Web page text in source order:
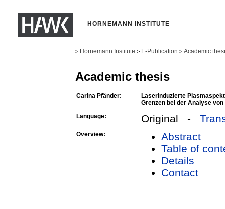
HORNEMANN INSTITUTE
> Hornemann Institute > E-Publication > Academic
Academic thesis
Carina Pfänder:
Laserinduzierte
Grenzen bei der Analyse
Language:
Original -
Overview:
Abstract
Table of
Details
Contact